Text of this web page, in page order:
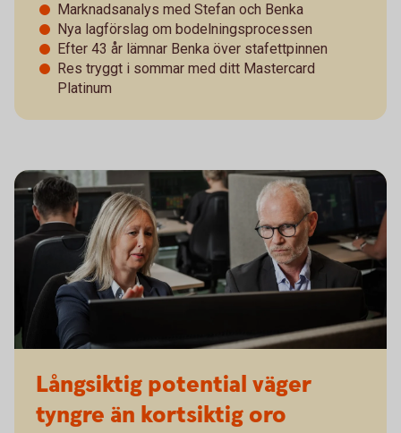
Marknadsanalys med Stefan och Benka
Nya lagförslag om bodelningsprocessen
Efter 43 år lämnar Benka över stafettpinnen
Res tryggt i sommar med ditt Mastercard
Platinum
Långsiktig potential väger
tyngre än kortsiktig oro